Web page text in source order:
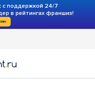
с поддержкой 24/7
в рейтингах франшиз!